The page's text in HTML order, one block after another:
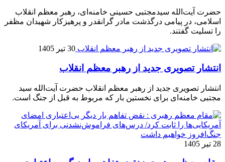
حضرت آیت‌الله سیدمجتبی حسینی خامنه‌ای، رهبر معظم انقلاب
اسلامی، در پیامی درگذشت مادر گرانقدر و پرهیزکار شهیدان مظفر
را تسلیت گفتند.
30 تیر 1405
انتشار تصویری جدید از رهبر معظم انقلاب
انتشار تصویری جدید از رهبر معظم انقلاب حضرت آیت‌الله سید
مجتبی خامنه‌ای برای نخستین بار که مربوط به قبل از جنگ است.
28 تیر 1405